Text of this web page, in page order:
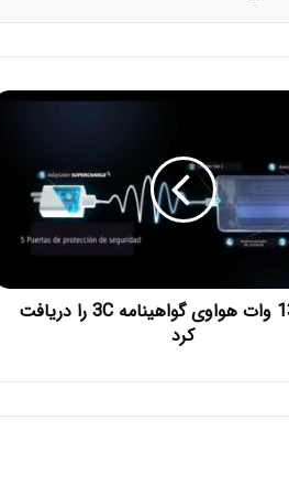
شارژر 135 وات هواوی گواهینامه 3C را دریافت
کرد